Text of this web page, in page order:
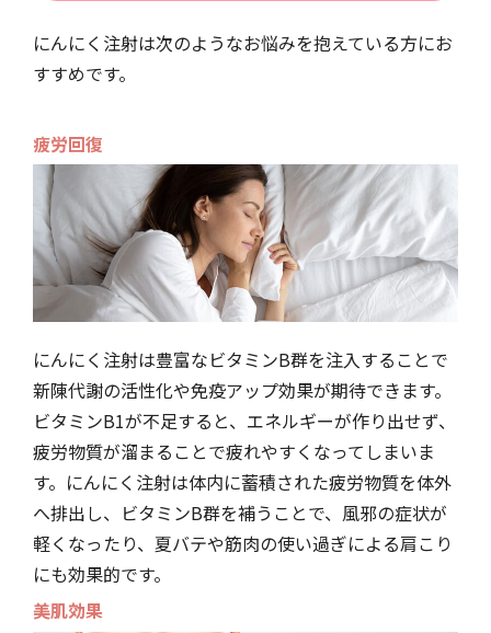
にんにく注射は次のようなお悩みを抱えている方にお
すすめです。
疲労回復
にんにく注射は豊富なビタミンB群を注入することで
新陳代謝の活性化や免疫アップ効果が期待できます。
ビタミンB1が不足すると、エネルギーが作り出せず、
疲労物質が溜まることで疲れやすくなってしまいま
す。にんにく注射は体内に蓄積された疲労物質を体外
へ排出し、ビタミンB群を補うことで、風邪の症状が
軽くなったり、夏バテや筋肉の使い過ぎによる肩こり
にも効果的です。
美肌効果